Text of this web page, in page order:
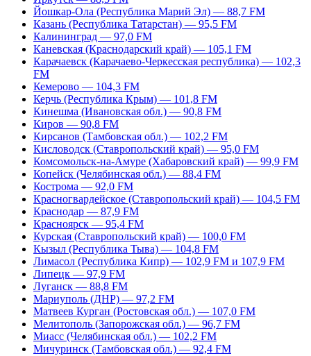
Йошкар-Ола (Республика Марий Эл) — 88,7 FM
Казань (Республика Татарстан) — 95,5 FM
Калининград — 97,0 FM
Каневская (Краснодарский край) — 105,1 FM
Карачаевск (Карачаево-Черкесская республика) — 102,3
FM
Кемерово — 104,3 FM
Керчь (Республика Крым) — 101,8 FM
Кинешма (Ивановская обл.) — 90,8 FM
Киров — 90,8 FM
Кирсанов (Тамбовская обл.) — 102,2 FM
Кисловодск (Ставропольский край) — 95,0 FM
Комсомольск-на-Амуре (Хабаровский край) — 99,9 FM
Копейск (Челябинская обл.) — 88,4 FM
Кострома — 92,0 FM
Красногвардейское (Ставропольский край) — 104,5 FM
Краснодар — 87,9 FM
Красноярск — 95,4 FM
Курская (Ставропольский край) — 100,0 FM
Кызыл (Республика Тыва) — 104,8 FM
Лимасол (Республика Кипр) — 102,9 FM и 107,9 FM
Липецк — 97,9 FM
Луганск — 88,8 FM
Мариуполь (ДНР) — 97,2 FM
Матвеев Курган (Ростовская обл.) — 107,0 FM
Мелитополь (Запорожская обл.) — 96,7 FM
Миасс (Челябинская обл.) — 102,2 FM
Мичуринск (Тамбовская обл.) — 92,4 FM